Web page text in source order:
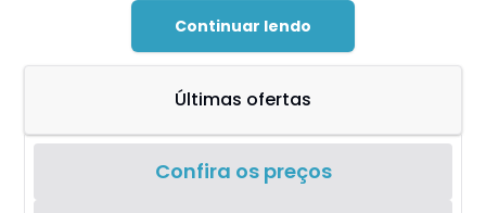
Continuar lendo
Últimas ofertas
Confira os preços